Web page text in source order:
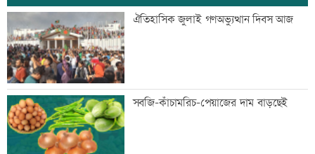
মান্দায় ২৯৬ বোতলসহ দুই মাদক কারবারি
আটক
গুরুত্বপূর্ণ ব্যক্তিদের নিয়ে অপপ্রচারের বিরুদ্ধে
সতর্ক করল পুলিশ
ঐতিহাসিক জুলাই গণঅভ্যুত্থান দিবস আজ
সবজি-কাঁচামরিচ-পেয়াজের দাম বাড়ছেই